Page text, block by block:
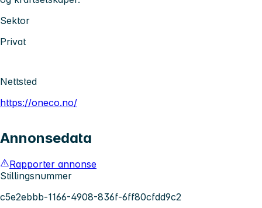
Sektor
Privat
Nettsted
https://oneco.no/
Annonsedata
Rapporter annonse
Stillingsnummer
c5e2ebbb-1166-4908-836f-6ff80cfdd9c2